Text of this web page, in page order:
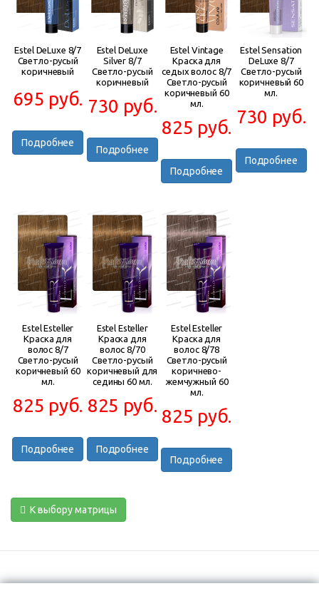
Estel DeLuxe 8/7
Светло-русый
коричневый
695 руб.
Подробнее
Estel DeLuxe
Silver 8/7
Светло-русый
коричневый
730 руб.
Подробнее
Estel Vintage
Краска для
седых волос 8/7
Светло-русый
коричневый 60
мл.
825 руб.
Подробнее
Estel Sensation
DeLuxe 8/7
Светло-русый
коричневый 60
мл.
730 руб.
Подробнее
Estel Esteller
Краска для
волос 8/7
Светло-русый
коричневый 60
мл.
825 руб.
Подробнее
Estel Esteller
Краска для
волос 8/70
Светло-русый
коричневый для
седины 60 мл.
825 руб.
Подробнее
Estel Esteller
Краска для
волос 8/78
Светло-русый
коричнево-
жемчужный 60
мл.
825 руб.
Подробнее
К выбору матрицы